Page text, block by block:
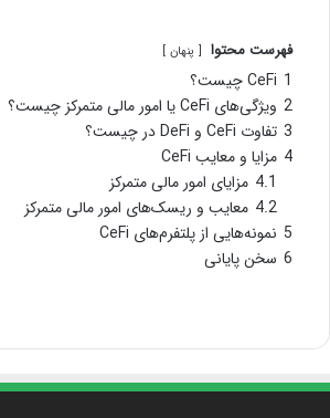
فهرست محتوا پنهان
1 CeFi چیست؟
2 ویژگی‌های CeFi یا امور مالی متمرکز چیست؟
3 تفاوت CeFi و DeFi در چیست؟
4 مزایا و معایب CeFi
4.1 مزایای امور مالی متمرکز
4.2 معایب و ریسک‌های امور مالی متمرکز
5 نمونه‌هایی از پلتفرم‌های CeFi
6 سخن پایانی